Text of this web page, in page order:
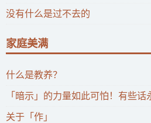
没有什么是过不去的
家庭美满
什么是教养？
「暗示」的力量如此可怕！有些
关于「作」